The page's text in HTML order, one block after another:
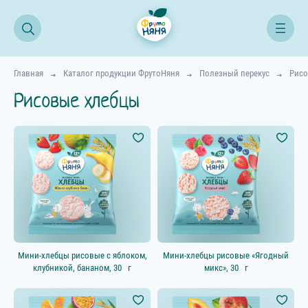
Главная Каталог продукции ФрутоНяня Полезный перекус
Рисовые хлебцы
Все продукты
Начинаем прикорм
Возраст ребёнка
4–5 мес.
6–8 мес.
9–11 мес.
18+ мес.
Мини-хлебцы рисовые с яблоком,
клубникой, бананом, 30 г
Мини-хлебцы рисовые «Ягодный
микс», 30 г